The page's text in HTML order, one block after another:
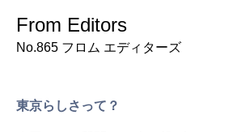
From Editors
No.865 フロム エディターズ
東京らしさって？